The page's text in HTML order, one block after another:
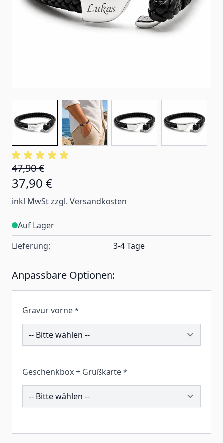
47,90 €
37,90 €
inkl MwSt zzgl. Versandkosten
Auf Lager
Lieferung:
3-4 Tage
Anpassbare Optionen:
Gravur vorne *
199517
Geschenkbox + Grußkarte *
258622